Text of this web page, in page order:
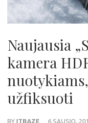
Naujausia
kamera
užfiksuoti
BY ITBAZE 6 SAUSIO,